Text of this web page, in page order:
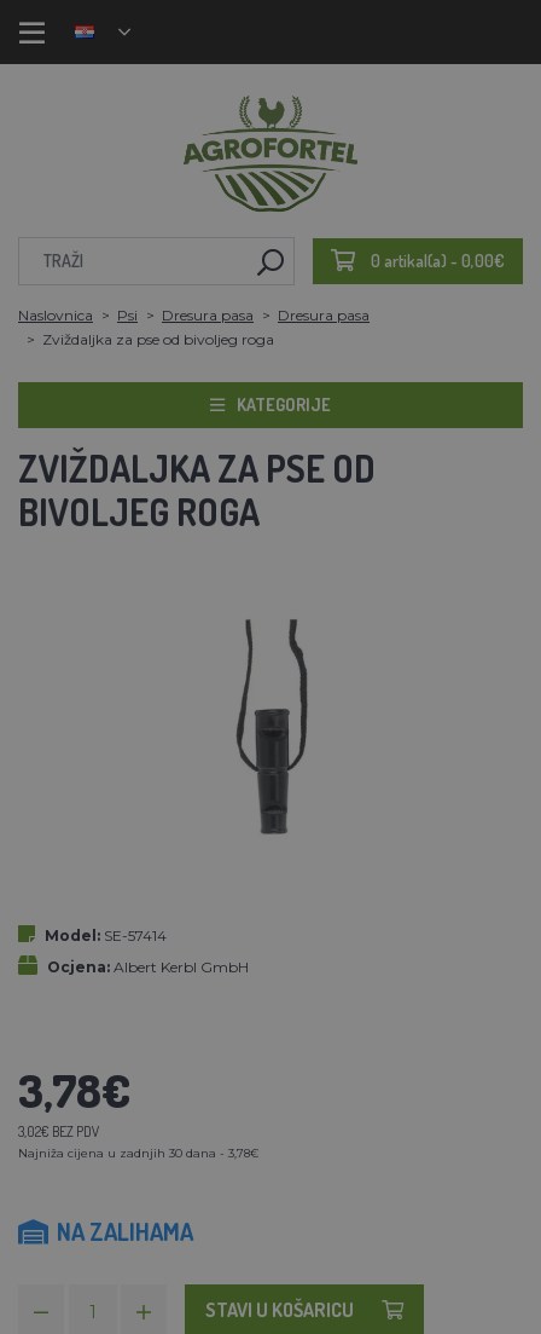
0 artikal(a) - 0,00€
Naslovnica Psi Dresura pasa
Dresura pasa
Zviždaljka za pse od bivoljeg roga
KATEGORIJE
ZVIŽDALJKA ZA PSE OD
BIVOLJEG ROGA
Model: SE-57414
Ocjena: Albert Kerbl GmbH
3,78€
3,02€ BEZ PDV
Najniža cijena u zadnjih 30 dana - 3,78€
NA ZALIHAMA
STAVI U KOŠARICU